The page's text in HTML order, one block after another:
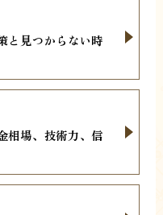
と見つからない時
場、技術力、信